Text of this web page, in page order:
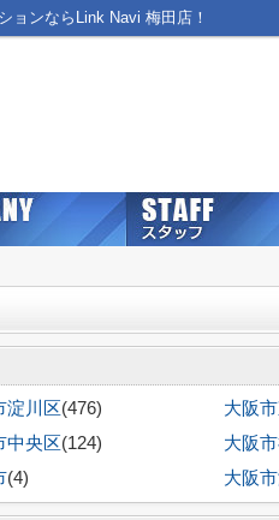
ョンならLink Navi 梅田店！
淀川区(476) 大阪
中央区(124) 大阪
(4) 大阪